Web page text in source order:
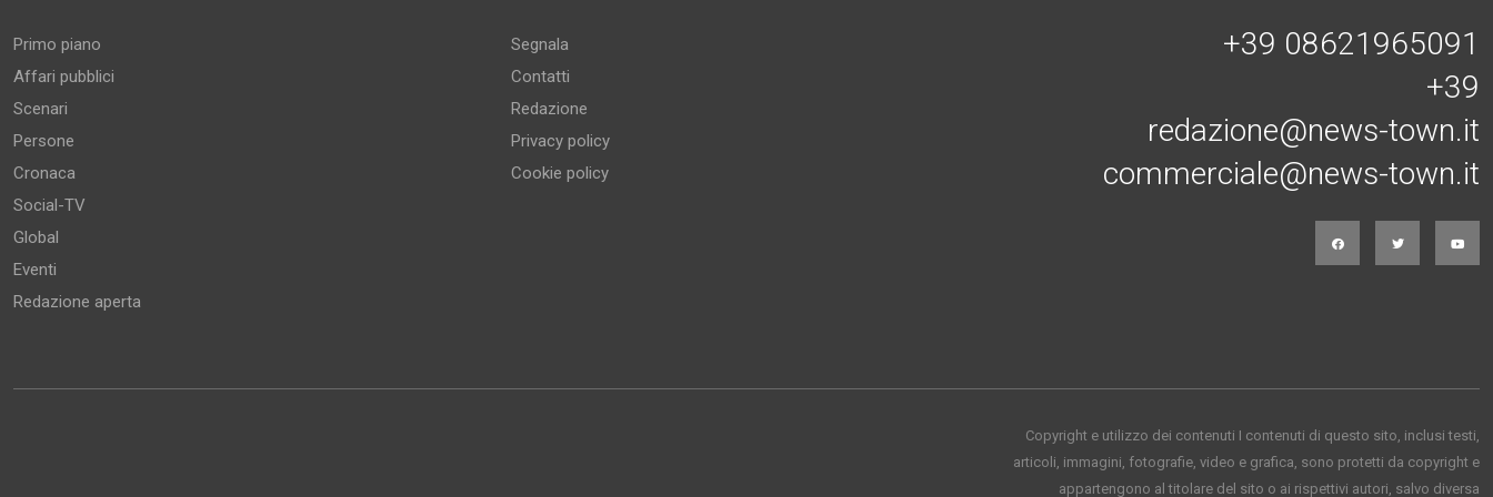
Primo piano
Affari pubblici
Scenari
Persone
Cronaca
Social-TV
Global
Eventi
Redazione aperta
Segnala
Contatti
Redazione
Privacy policy
Cookie policy
+39 08621965091
+39
redazione@news-town.it
commerciale@news-town.it
Copyright e utilizzo dei contenuti I contenuti di questo sito, inclusi testi,
articoli, immagini, fotografie, video e grafica, sono protetti da copyright e
appartengono al titolare del sito o ai rispettivi autori, salvo diversa